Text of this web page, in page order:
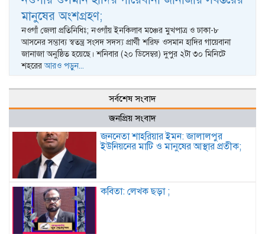
মানুষের অংশগ্রহণ;
নওগাঁ জেলা প্রতিনিধিঃ; নওগাঁয় ইনকিলাব মঞ্চের মুখপাত্র ও ঢাকা-৮
আসনের সম্ভাব্য স্বতন্ত্র সংসদ সদস্য প্রার্থী শরিফ ওসমান হাদির গায়েবানা
জানাজা অনুষ্ঠিত হয়েছে। শনিবার (২০ ডিসেম্বর) দুপুর ২টা ৩০ মিনিটে
শহরেরআরও পড়ুন...
সর্বশেষ সংবাদ
জনপ্রিয় সংবাদ
জননেতা শাহরিয়ার ইমন: জালালপুর
ইউনিয়নের মাটি ও মানুষের আস্থার প্রতীক;
কবিতা: লেখক ছড়া ;